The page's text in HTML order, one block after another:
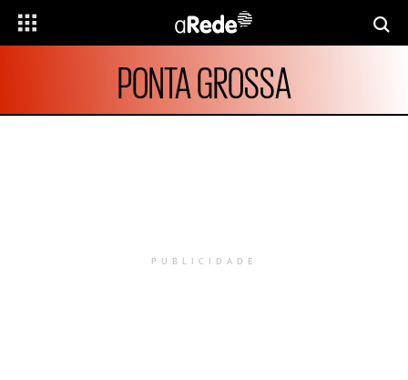
PONTA GROSSA
PUBLICIDADE